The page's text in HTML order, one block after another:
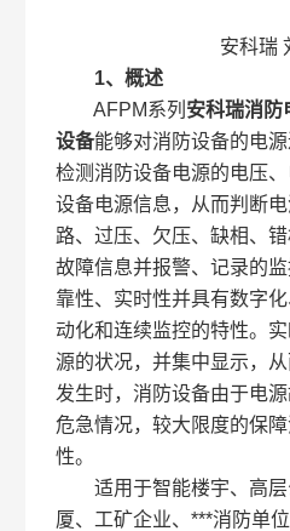
安科瑞
1、概述
AFPM系列 安科瑞消防
设备能够对消防设备的电
检测消防设备电源的电压
设备电源信息，从而判断
路、过压、欠压、缺相、
故障信息并报警、记录的
靠性、实时性并具有数字
动化和连续监控的特性。
源的状况，并集中显示，
发生时，消防设备由于电
危急情况，较大限度的保
性。
适用于智能楼宇、高层
厦、工矿企业、***消防单